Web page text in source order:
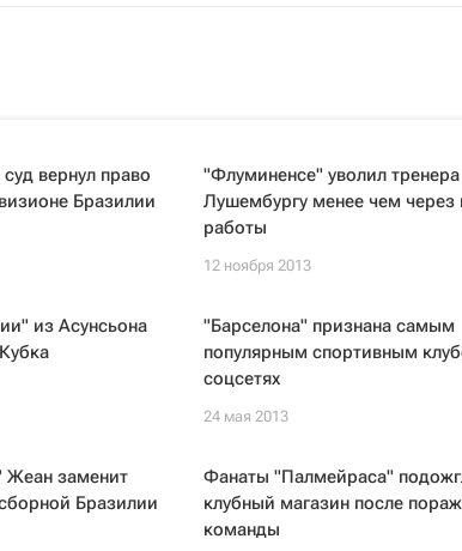
вернул право
Бразилии
"Флуминенсе" уволил тренера
Лушембургу менее чем через
работы
12 ноября 2013
из Асунсьона
"Барселона" признана самым
популярным спортивным
соцсетях
24 мая 2013
Жеан заменит
Бразилии
Фанаты "Палмейраса"
клубный магазин после
команды